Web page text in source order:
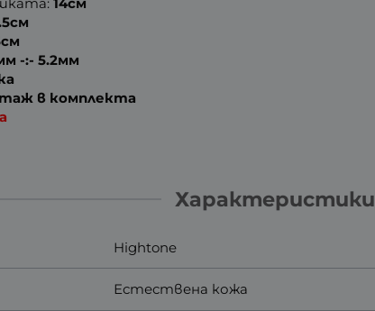
-:- 5.2мм
в комплекта
Характеристики
Hightone
Естествена кожа